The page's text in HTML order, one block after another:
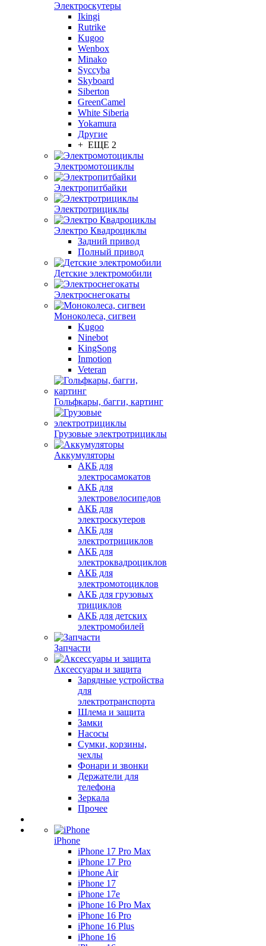
Электроскутеры
Ikingi
Rutrike
Kugoo
Wenbox
Minako
Syccyba
Skyboard
Siberton
GreenCamel
White Siberia
Yokamura
Другие
+ ЕЩЕ 2
Электромотоциклы
Электропитбайки
Электротрициклы
Электро Квадроциклы
Задний привод
Полный привод
Детские электромобили
Электроснегокаты
Моноколеса, сигвеи
Kugoo
Ninebot
KingSong
Inmotion
Veteran
Гольфкары, багги, картинг
Грузовые электротрициклы
Аккумуляторы
АКБ для
электросамокатов
АКБ для
электровелосипедов
АКБ для
электроскутеров
АКБ для
электротрициклов
АКБ для
электроквадроциклов
АКБ для
электромотоциклов
АКБ для грузовых
трициклов
АКБ для детских
электромобилей
Запчасти
Аксессуары и защита
Зарядные устройства
для
электротранспорта
Шлема и защита
Замки
Насосы
Сумки, корзины,
чехлы
Фонари и звонки
Держатели для
телефона
Зеркала
Прочее
iPhone
iPhone 17 Pro Max
iPhone 17 Pro
iPhone Air
iPhone 17
iPhone 17e
iPhone 16 Pro Max
iPhone 16 Pro
iPhone 16 Plus
iPhone 16